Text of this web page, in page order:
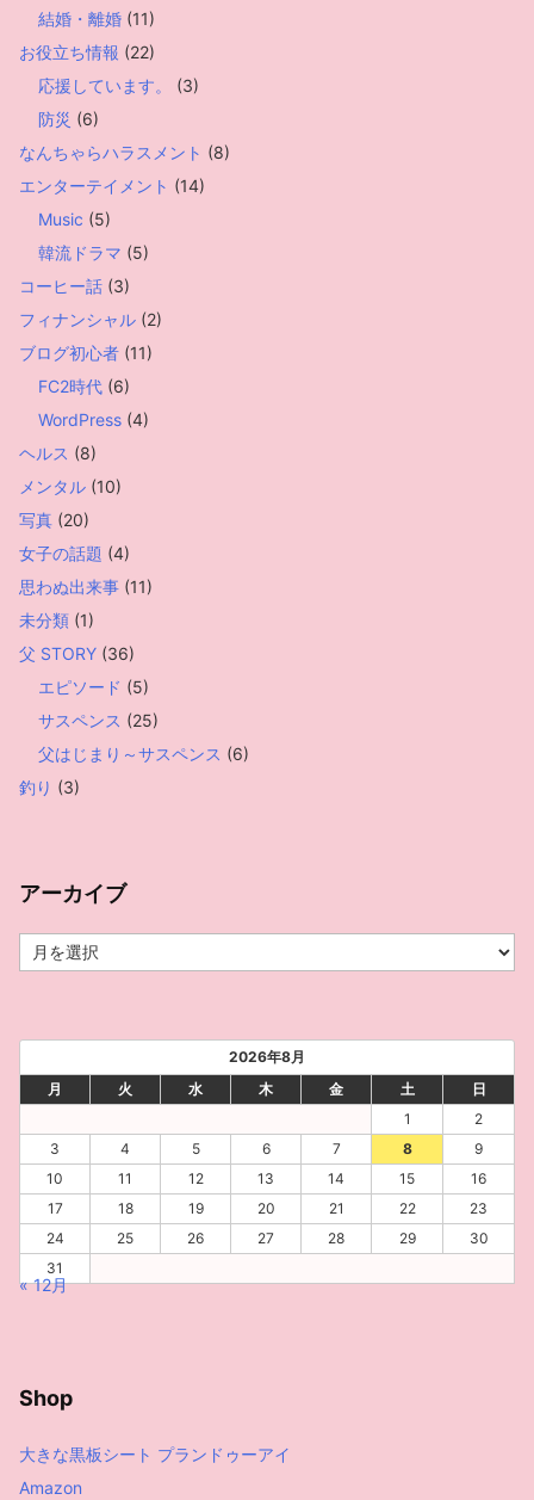
結婚・離婚 (11)
お役立ち情報 (22)
応援しています。
(3)
防災 (6)
なんちゃらハラスメント (8)
エンターテイメント (14)
Music (5)
韓流ドラマ (5)
コーヒー話 (3)
フィナンシャル (2)
ブログ初心者 (11)
FC2時代 (6)
WordPress (4)
ヘルス (8)
メンタル (10)
写真 (20)
女子の話題 (4)
思わぬ出来事 (11)
未分類 (1)
父 STORY (36)
エピソード (5)
サスペンス (25)
父はじまり～サスペンス (6)
釣り (3)
アーカイブ
ー
ブ
2026年8月
月
火 水 木 金 土
日
1
2
3
4 5 6 7 8
9
10
11 12 13 14 15
16
17
18 19 20 21 22
23
24
25 26 27 28 29
30
31
« 12月
Shop
大きな黒板シート プランドゥーアイ
Amazon